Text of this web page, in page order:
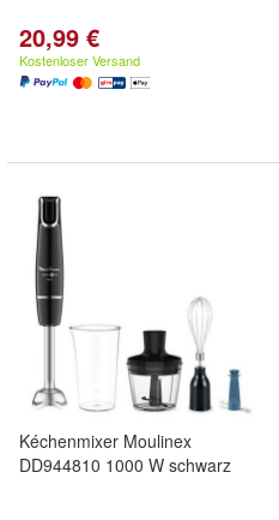
20,99 €
Kostenloser Versand
Kéchenmixer Moulinex
DD944810 1000 W schwarz